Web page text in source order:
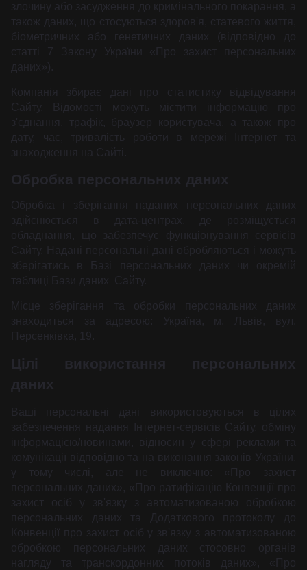
злочину або засудження до кримінального покарання, а
також даних, що стосуються здоров'я, статевого життя,
біометричних або генетичних даних (відповідно до
статті 7 Закону України «Про захист персональних
даних»).
Компанія збирає дані про статистику відвідування
Сайту. Відомості можуть містити інформацію про
з'єднання, трафік, браузер користувача, а також про
дату, час, тривалість роботи в мережі Інтернет та
знаходження на Сайті.
Обробка персональних даних
Обробка і зберігання наданих персональних даних
здійснюється в дата-центрах, де розміщується
обладнання, що забезпечує функціонування сервісів
Сайту. Надані персональні дані обробляються і можуть
зберігатись в Базі персональних даних чи окремій
таблиці Бази даних Сайту.
Місце зберігання та обробки персональних даних
знаходиться за адресою: Україна, м. Львів, вул.
Персенківка, 19.
Цілі використання персональних
даних
Ваші персональні дані використовуються в цілях
забезпечення надання Інтернет-сервісів Сайту, обміну
інформацією/новинами, відносин у сфері реклами та
комунікації відповідно та на виконання законів України,
у тому числі, але не виключно: «Про захист
персональних даних», «Про ратифікацію Конвенції про
захист осіб у зв'язку з автоматизованою обробкою
персональних даних та Додаткового протоколу до
Конвенції про захист осіб у зв'язку з автоматизованою
обробкою персональних даних стосовно органів
нагляду та транскордонних потоків даних», «Про